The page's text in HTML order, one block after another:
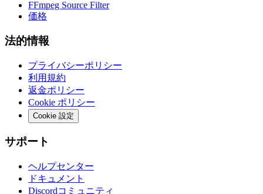
FFmpeg Source Filter
価格
法的情報
プライバシーポリシー
利用規約
返金ポリシー
Cookie ポリシー
Cookie 設定
サポート
ヘルプセンター
ドキュメント
Discordコミュニティ